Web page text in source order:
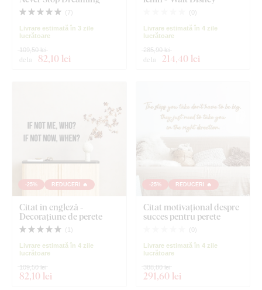
( 7)
Livrare estimată în 3 zile
lucrătoare
de la 82,10 lei
109,50 lei
( 0)
Livrare estimată în 4 zile
lucrătoare
de la 214,40 lei
285,90 lei
-25% REDUCERI 🔥
Citat în engleză -
Decorațiune de perete
( 1 )
Livrare estimată în 4 zile
lucrătoare
82,10 lei
109,50 lei
-25% REDUCERI 🔥
Citat motivațional despre
succes pentru perete
( 0)
Livrare estimată în 4 zile
lucrătoare
291,60 lei
388,80 lei